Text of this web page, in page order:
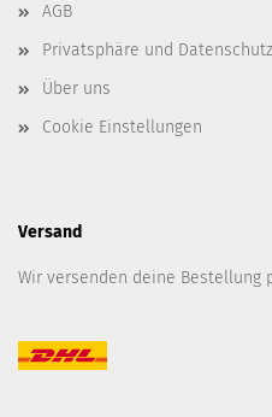
AGB
Privatsphäre und Datenschutz
Über uns
Cookie Einstellungen
Versand
Wir versenden deine Bestellung